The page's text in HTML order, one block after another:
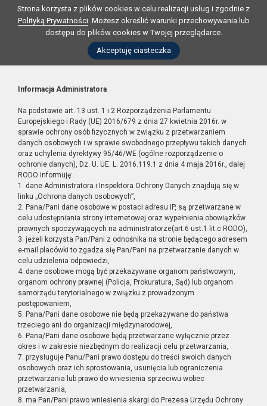
Strona korzysta z plików cookies w celu realizacji usług i zgodnie z
Polityką Prywatności. Możesz określić warunki przechowywania lub
dostępu do plików cookies w Twojej przeglądarce.
Akceptuję ciasteczka
Informacja Administratora
Na podstawie art. 13 ust. 1 i 2 Rozporządzenia Parlamentu
Europejskiego i Rady (UE) 2016/679 z dnia 27 kwietnia 2016r. w
sprawie ochrony osób fizycznych w związku z przetwarzaniem
danych osobowych i w sprawie swobodnego przepływu takich danych
oraz uchylenia dyrektywy 95/46/WE (ogólne rozporządzenie o
ochronie danych), Dz. U. UE. L. 2016.119.1 z dnia 4 maja 2016r., dalej
RODO informuję:
1. dane Administratora i Inspektora Ochrony Danych znajdują się w
linku „Ochrona danych osobowych”,
2. Pana/Pani dane osobowe w postaci adresu IP, są przetwarzane w
celu udostępniania strony internetowej oraz wypełnienia obowiązków
prawnych spoczywających na administratorze(art.6 ust.1 lit.c RODO),
3. jeżeli korzysta Pan/Pani z odnośnika na stronie będącego adresem
e-mail placówki to zgadza się Pan/Pani na przetwarzanie danych w
celu udzielenia odpowiedzi,
4. dane osobowe mogą być przekazywane organom państwowym,
organom ochrony prawnej (Policja, Prokuratura, Sąd) lub organom
samorządu terytorialnego w związku z prowadzonym
postępowaniem,
5. Pana/Pani dane osobowe nie będą przekazywane do państwa
trzeciego ani do organizacji międzynarodowej,
6. Pana/Pani dane osobowe będą przetwarzane wyłącznie przez
okres i w zakresie niezbędnym do realizacji celu przetwarzania,
7. przysługuje Panu/Pani prawo dostępu do treści swoich danych
osobowych oraz ich sprostowania, usunięcia lub ograniczenia
przetwarzania lub prawo do wniesienia sprzeciwu wobec
przetwarzania,
8. ma Pan/Pani prawo wniesienia skargi do Prezesa Urzędu Ochrony